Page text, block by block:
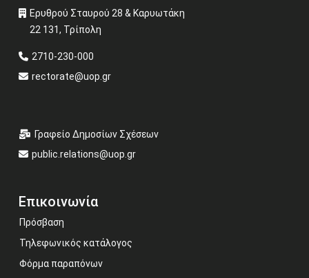
Ερυθρού Σταυρού 28 & Καρυωτάκη
22 131, Τρίπολη
2710-230-000
rectorate@uop.gr
Γραφείο Δημοσίων Σχέσεων
public.relations@uop.gr
Επικοινωνία
Πρόσβαση
Τηλεφωνικός κατάλογος
Φόρμα παραπόνων